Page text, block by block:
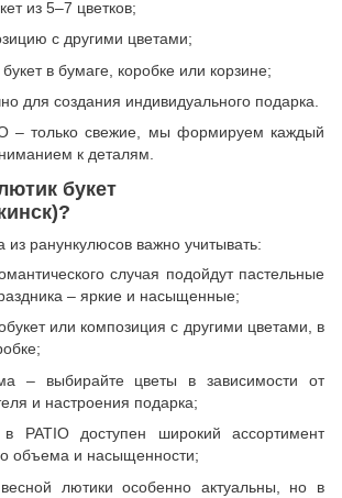
из 5–7 цветков;
с другими цветами;
в бумаге, коробке или корзине;
для создания индивидуального подарка.
– только свежие, мы формируем каждый
к деталям.
букет
из ранункулюсов важно учитывать:
случая подойдут пастельные
– яркие и насыщенные;
или композиция с другими цветами, в
– выбирайте цветы в зависимости от
и настроения подарка;
в PATIO доступен широкий ассортимент
объема и насыщенности;
лютики особенно актуальны, но в